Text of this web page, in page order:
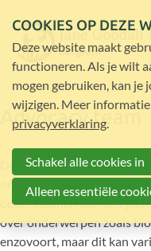
Advocacy team
Dit team helpt ons bij het
ons wereldwijde netwerk
ondersteunen ook ons
over onderwerpen zoals
enzovoort, maar dit kan
COOKIES OP DEZE
Deze website maakt
functioneren. Als je wilt
mogen gebruiken, kan
wijzigen. Meer
privacyverklaring.
Schakel alle cookies in
Alleen essentiële